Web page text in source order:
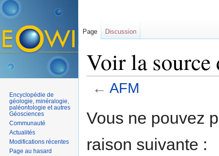
Voir la
← AFM
Vous ne pouvez
raison suivante :
Page Discussion
Encyclopédie de
géologie, minéralogie,
paléontologie et autres
Géosciences
Communauté
Actualités
Modifications récentes
Page au hasard